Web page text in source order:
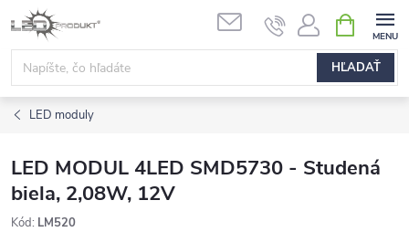
Prejsť
na
obsah
HĽADAŤ
KOŠÍK
LED moduly
LED MODUL 4LED SMD5730 - Studená
biela, 2,08W, 12V
Kód: LM520